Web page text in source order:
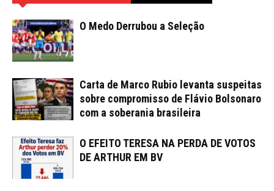
O Medo Derrubou a Seleção
Carta de Marco Rubio levanta suspeitas
sobre compromisso de Flávio Bolsonaro
com a soberania brasileira
O EFEITO TERESA NA PERDA DE VOTOS
DE ARTHUR EM BV